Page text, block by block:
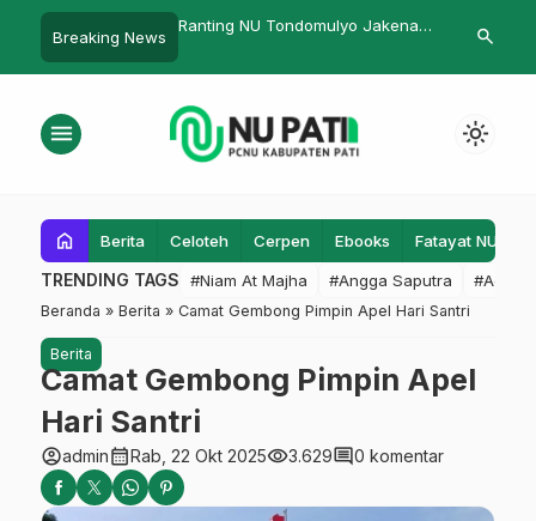
Breaking News
Ranting NU Tondomulyo Jakenan
Gelar Musyawarah Ranting
NU Jakenan Peduli
search
menu light_mode
home Berita Celoteh Cerpen Ebooks Fatayat NU
TRENDING TAGS #Niam At Majha #Angga Saputra #Admin
Beranda » Berita » Camat Gembong Pimpin Apel Hari Santri
Berita
Camat Gembong Pimpin Apel
Hari Santri
account_circleadmincalendar_monthRab, 22 Okt 2025visibility3.629comment0 komentar